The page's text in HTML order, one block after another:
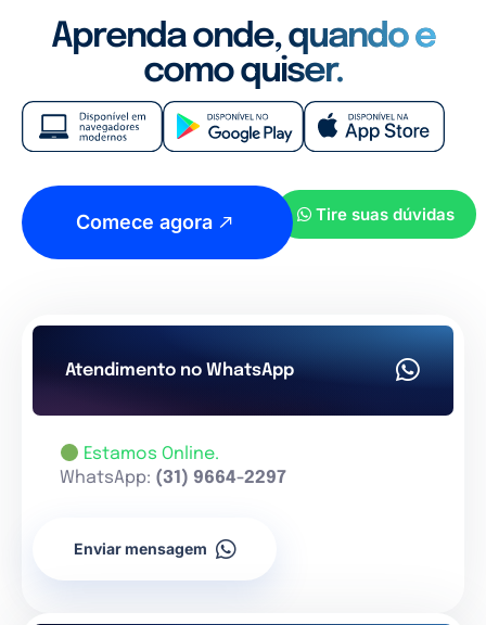
Aprenda onde, quando e
como quiser.
Comece agora Tire suas dúvidas
Atendimento no WhatsApp
Estamos Online.
WhatsApp: (31) 9664-2297
Enviar mensagem